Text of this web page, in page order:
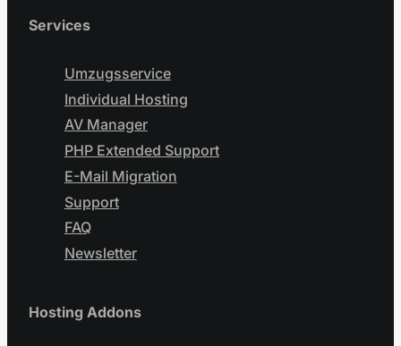
Services
Umzugsservice
Individual Hosting
AV Manager
PHP Extended Support
E-Mail Migration
Support
FAQ
Newsletter
Hosting Addons